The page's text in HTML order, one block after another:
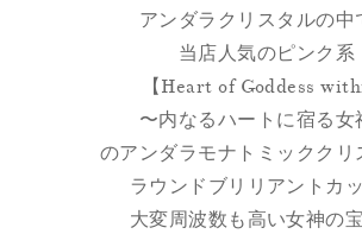
アンダラクリスタルの中
当店人気のピンク系
【Heart of Goddess
〜内なるハートに宿る女
のアンダラモナトミッククリ
ラウンドブリリアントカ
大変周波数も高い女神の